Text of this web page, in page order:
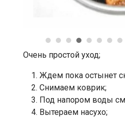
Очень простой уход;
Ждем пока остынет
Снимаем коврик;
Под напором воды
Вытераем насухо;